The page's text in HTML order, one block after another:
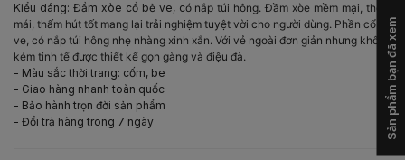
Kiểu dáng: Đầm xòe cổ bẻ ve, có nắp túi hông. Đầm xòe mềm mại, thoải
mái, thấm hút tốt mang lại trải nghiệm tuyệt vời cho người dùng. Phần cổ bẻ
ve, có nắp túi hông nhẹ nhàng xinh xắn. Với vẻ ngoài đơn giản nhưng không
kém tinh tế được thiết kế gọn gàng và điệu đà.
- Màu sắc thời trang: cốm, be
- Giao hàng nhanh toàn quốc
- Bảo hành trọn đời sản phẩm
- Đổi trả hàng trong 7 ngày
Sản phẩm bạn đã xem